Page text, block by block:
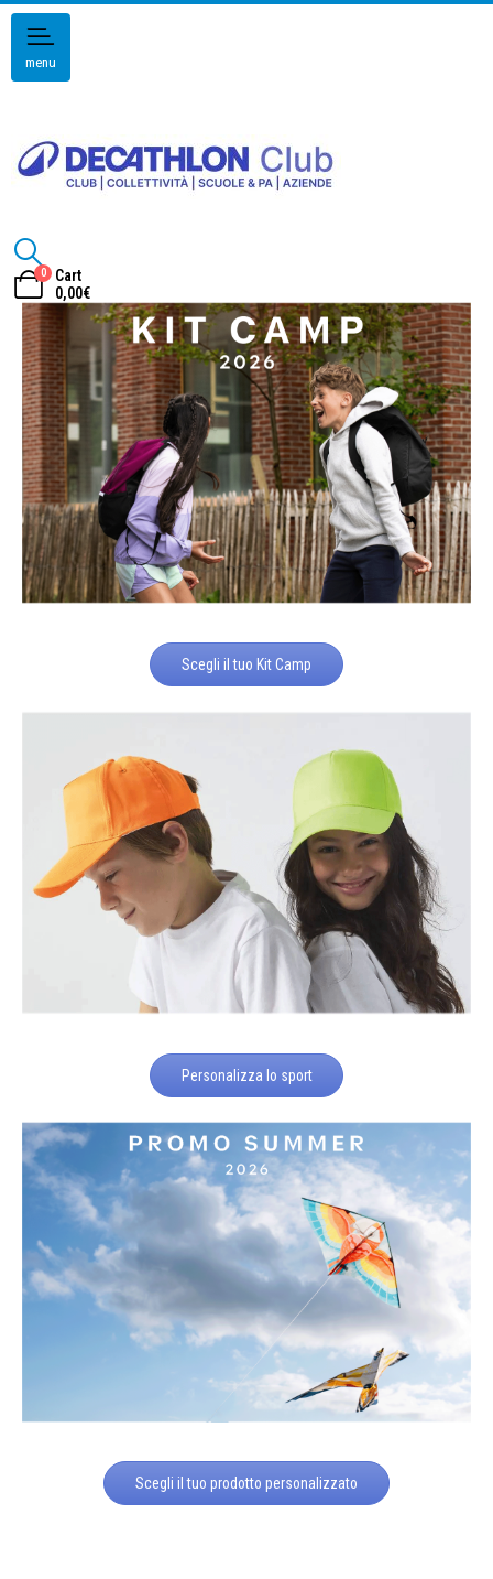
menu
0
Cart
0,00€
Scegli il tuo Kit Camp
Personalizza lo sport
Scegli il tuo prodotto personalizzato